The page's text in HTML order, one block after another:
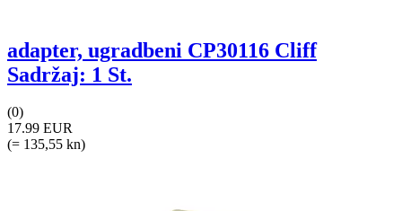
adapter, ugradbeni CP30116 Cliff
Sadržaj: 1 St.
(0)
17.99 EUR
(= 135,55 kn)